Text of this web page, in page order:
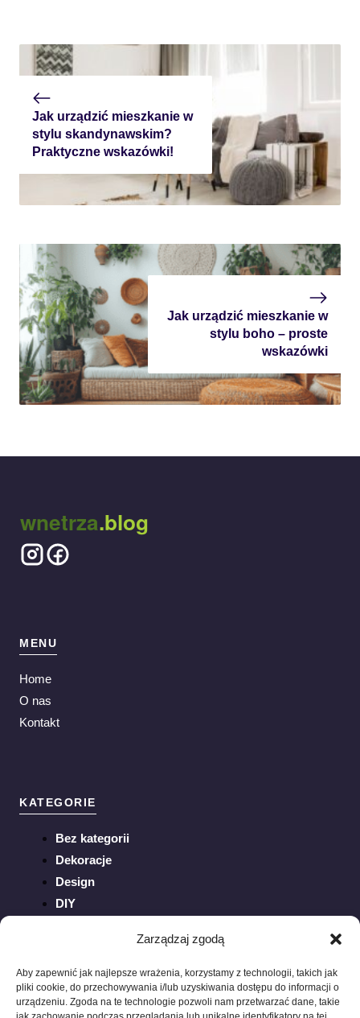
Zarządzaj zgodą
Aby zapewnić jak najlepsze wrażenia, korzystamy z technologii, takich jak
pliki cookie, do przechowywania i/lub uzyskiwania dostępu do informacji o
urządzeniu. Zgoda na te technologie pozwoli nam przetwarzać dane, takie
Jak urządzić mieszkanie w
stylu skandynawskim?
Praktyczne wskazówki!
Jak urządzić mieszkanie w
stylu boho – proste
wskazówki
wnetrza.blog
MENU
Home
O nas
Kontakt
KATEGORIE
Bez kategorii
Dekoracje
Design
DIY
Porady
Sztuka
Trendy